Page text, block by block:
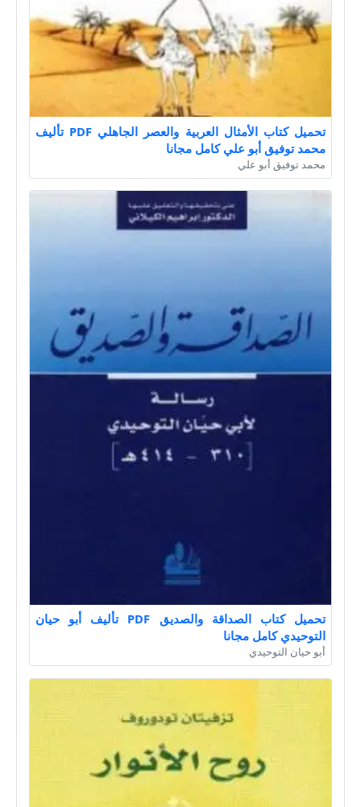
تحميل كتاب الأمثال العربية والعصر الجاهلي PDF تأليف
محمد توفيق أبو علي كامل مجانا
محمد توفيق أبو علي
تحميل كتاب الصداقة والصديق PDF تأليف أبو حيان
التوحيدي كامل مجانا
أبو حيان التوحيدي